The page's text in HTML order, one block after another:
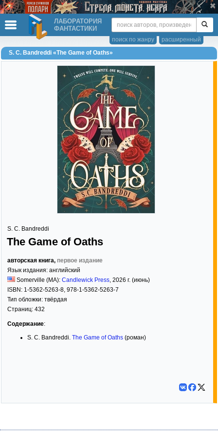
ЛАБОРАТОРИЯ
ФАНТАСТИКИ
расширенный
поиск по жанру
S. C. Bandreddi «The Game of Oaths»
S. C. Bandreddi
The Game of Oaths
авторская книга, первое издание
Язык издания: английский
Somerville (MA): Candlewick Press, 2026 г. (июнь)
ISBN: 1-5362-5263-8, 978-1-5362-5263-7
Тип обложки: твёрдая
Страниц: 432
Содержание:
S. C. Bandreddi. The Game of Oaths (роман)